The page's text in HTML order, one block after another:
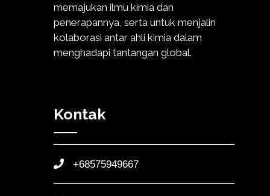
memajukan ilmu kimia dan
penerapannya, serta untuk menjalin
kolaborasi antar ahli kimia dalam
menghadapi tantangan global.
Kontak
+68575949667